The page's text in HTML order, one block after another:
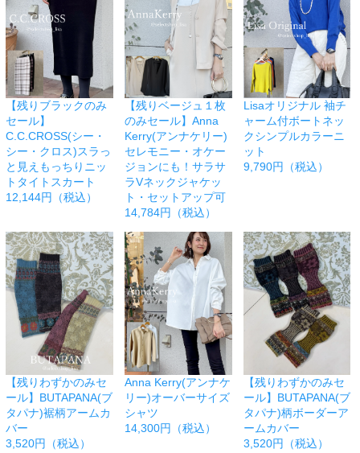
【残りブラックのみ
セール】
C.C.CROSS(シー・
シー・クロス)スラっ
と見えもっちりニッ
トタイトスカート
12,144円（税込）
【残りベージュ１枚
のみセール】Anna
Kerry(アンナケリー)
セレモニー・オケー
ジョンにも！サラサ
ラVネックジャケッ
ト・セットアップ可
14,784円（税込）
Lisaオリジナル 袖チ
ャーム付ボートネッ
クシンプルカラーニ
ット
9,790円（税込）
【残りわずかのみセ
ール】BUTAPANA(ブ
タパナ)裾柄アームカ
バー
3,520円（税込）
Anna Kerry(アンナケ
リー)オーバーサイズ
シャツ
14,300円（税込）
【残りわずかのみセ
ール】BUTAPANA(ブ
タパナ)柄ボーダーア
ームカバー
3,520円（税込）